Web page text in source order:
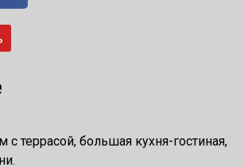
террасой, большая кухня-гостиная,